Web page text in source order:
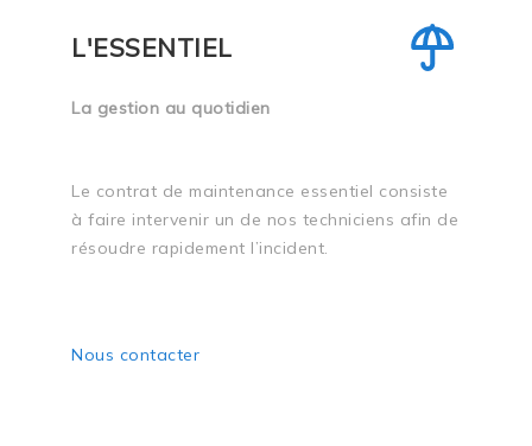
L'ESSENTIEL
La gestion au quotidien
Le contrat de maintenance essentiel consiste
à faire intervenir un de nos techniciens afin de
résoudre rapidement l’incident.
Nous contacter